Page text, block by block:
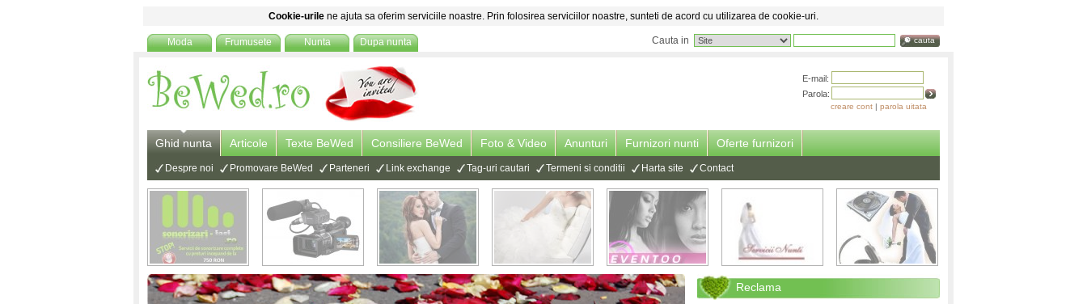
Cookie-urile ne ajuta sa oferim serviciile noastre. Prin folosirea serviciilor noastre, sunteti de acord cu utilizarea de cookie-uri.
Moda Frumusete Nunta Dupa nunta Cauta in cauta
E-mail:
Parola:
creare cont | parola uitata
Ghid nunta Articole Texte BeWed Consiliere BeWed Foto & Video Anunturi Furnizori nunti Oferte furnizori
Despre noi Promovare BeWed Parteneri Link exchange Tag-uri cautari Termeni si conditii Harta site Contact
Reclama